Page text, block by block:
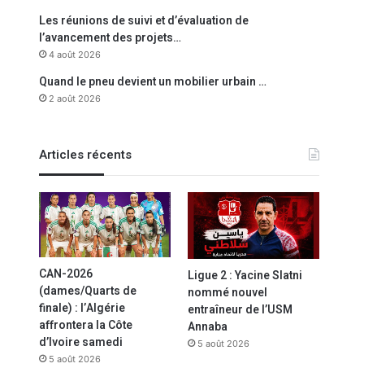
Les réunions de suivi et d’évaluation de
l’avancement des projets…
4 août 2026
Quand le pneu devient un mobilier urbain …
2 août 2026
Articles récents
CAN-2026
(dames/Quarts de
finale) : l’Algérie
affrontera la Côte
d’Ivoire samedi
5 août 2026
Ligue 2 : Yacine Slatni
nommé nouvel
entraîneur de l’USM
Annaba
5 août 2026